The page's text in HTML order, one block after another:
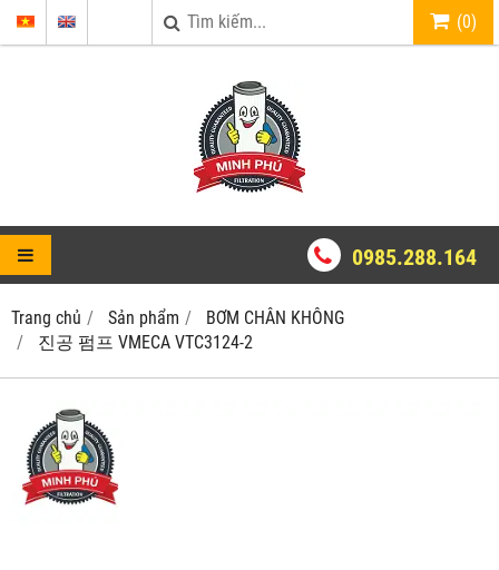
(0)
0985.288.164
Trang chủ Sản phẩm
BƠM CHÂN KHÔNG
진공 펌프 VMECA VTC3124-2